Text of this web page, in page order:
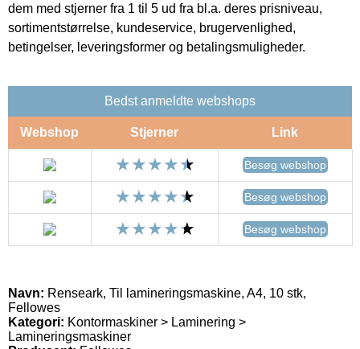
dem med stjerner fra 1 til 5 ud fra bl.a. deres prisniveau,
sortimentstørrelse, kundeservice, brugervenlighed,
betingelser, leveringsformer og betalingsmuligheder.
Bedst anmeldte webshops
Webshop Stjerner Link
Besøg webshop
Besøg webshop
Besøg webshop
Navn: Renseark, Til lamineringsmaskine, A4, 10 stk,
Fellowes
Kategori: Kontormaskiner > Laminering >
Lamineringsmaskiner